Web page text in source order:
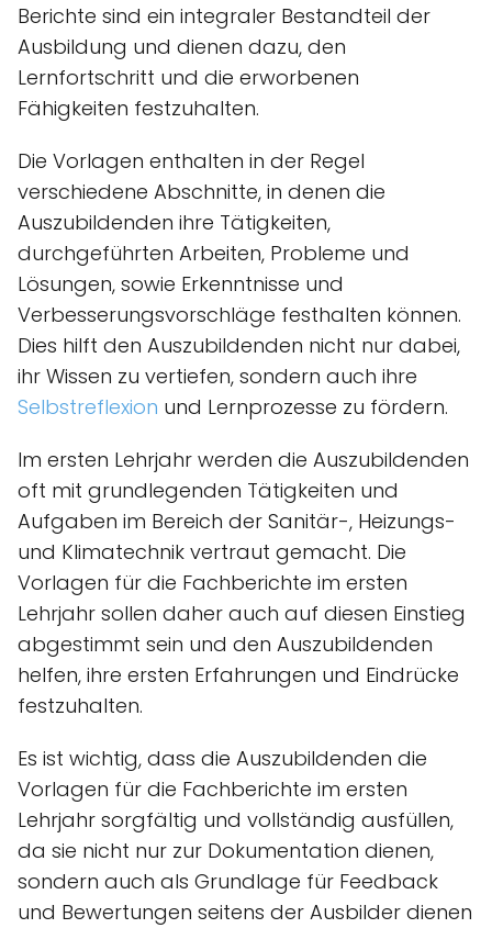
Berichte sind ein integraler Bestandteil der
Ausbildung und dienen dazu, den
Lernfortschritt und die erworbenen
Fähigkeiten festzuhalten.
Die Vorlagen enthalten in der Regel
verschiedene Abschnitte, in denen die
Auszubildenden ihre Tätigkeiten,
durchgeführten Arbeiten, Probleme und
Lösungen, sowie Erkenntnisse und
Verbesserungsvorschläge festhalten können.
Dies hilft den Auszubildenden nicht nur dabei,
ihr Wissen zu vertiefen, sondern auch ihre
Selbstreflexion und Lernprozesse zu fördern.
Im ersten Lehrjahr werden die Auszubildenden
oft mit grundlegenden Tätigkeiten und
Aufgaben im Bereich der Sanitär-, Heizungs-
und Klimatechnik vertraut gemacht. Die
Vorlagen für die Fachberichte im ersten
Lehrjahr sollen daher auch auf diesen Einstieg
abgestimmt sein und den Auszubildenden
helfen, ihre ersten Erfahrungen und Eindrücke
festzuhalten.
Es ist wichtig, dass die Auszubildenden die
Vorlagen für die Fachberichte im ersten
Lehrjahr sorgfältig und vollständig ausfüllen,
da sie nicht nur zur Dokumentation dienen,
sondern auch als Grundlage für Feedback
und Bewertungen seitens der Ausbilder dienen